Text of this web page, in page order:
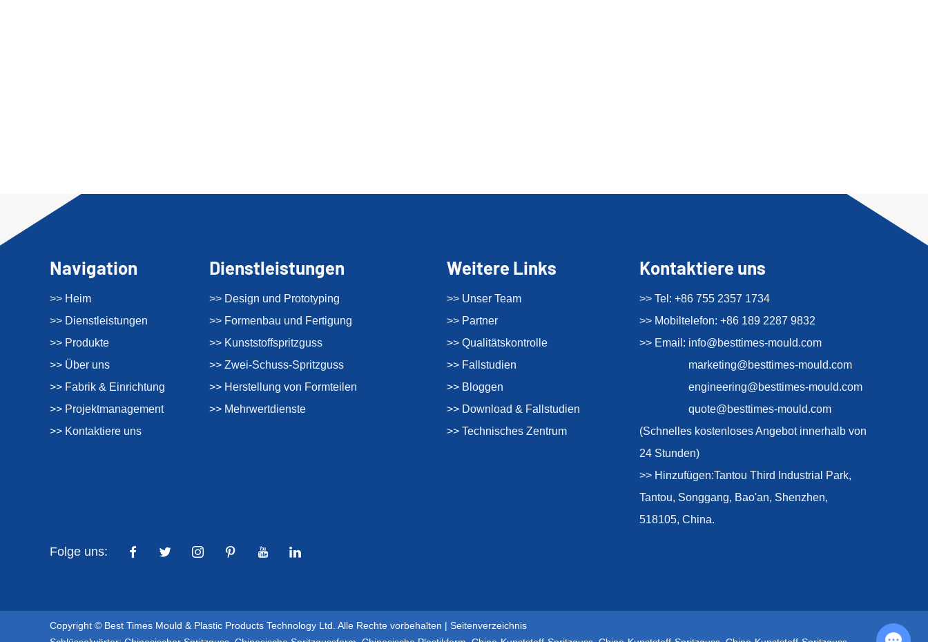
Navigation
>> Heim
>> Dienstleistungen
>> Produkte
>> Über uns
>> Fabrik & Einrichtung
>> Projektmanagement
>> Kontaktiere uns
Dienstleistungen
>> Design und Prototyping
>> Formenbau und Fertigung
>> Kunststoffspritzguss
>> Zwei-Schuss-Spritzguss
>> Herstellung von Formteilen
>> Mehrwertdienste
Weitere Links
>> Unser Team
>> Partner
>> Qualitätskontrolle
>> Fallstudien
>> Bloggen
>> Download & Fallstudien
>> Technisches Zentrum
Kontaktiere uns
>> Tel: +86 755 2357 1734
>> Mobiltelefon: +86 189 2287 9832
>> Email: info@besttimes-mould.com
marketing@besttimes-mould.com
engineering@besttimes-mould.com
quote@besttimes-mould.com
(Schnelles kostenloses Angebot innerhalb von
24 Stunden)
>> Hinzufügen:Tantou Third Industrial Park,
Tantou, Songgang, Bao'an, Shenzhen,
518105, China.
Folge uns:
Copyright © Best Times Mould & Plastic Products Technology Ltd. Alle Rechte vorbehalten | Seitenverzeichnis
Chat with Us